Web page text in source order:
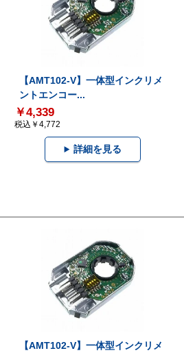
【AMT102-V】一体型インクリメ
ントエンコー...
￥4,339
税込￥4,772
詳細を見る
【AMT102-V】一体型インクリメ